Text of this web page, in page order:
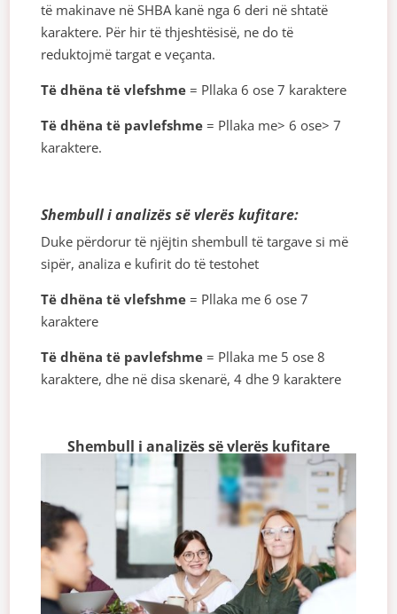
të makinave në SHBA kanë nga 6 deri në shtatë
karaktere. Për hir të thjeshtësisë, ne do të
reduktojmë targat e veçanta.
Të dhëna të vlefshme = Pllaka 6 ose 7 karaktere
Të dhëna të pavlefshme = Pllaka me> 6 ose> 7
karaktere.
Shembull i analizës së vlerës kufitare:
Duke përdorur të njëjtin shembull të targave si më
sipër, analiza e kufirit do të testohet
Të dhëna të vlefshme = Pllaka me 6 ose 7
karaktere
Të dhëna të pavlefshme = Pllaka me 5 ose 8
karaktere, dhe në disa skenarë, 4 dhe 9 karaktere
Shembull i analizës së vlerës kufitare